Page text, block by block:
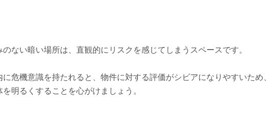
のない暗い場所は、直観的にリスクを感じてしまうスペースです。
危機意識を持たれると、物件に対する評価がシビアになりやすいため、
明るくすることを心がけましょう。